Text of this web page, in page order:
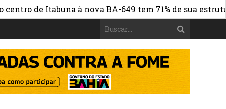
Itabuna à nova BA-649 tem 71% de sua estrutura de